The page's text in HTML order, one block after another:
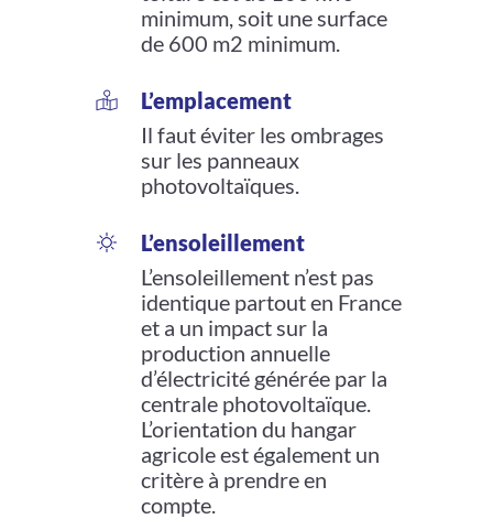
minimum, soit une surface
de 600 m2 minimum.
L’emplacement
Il faut éviter les ombrages
sur les panneaux
photovoltaïques.
L’ensoleillement
L’ensoleillement n’est pas
identique partout en France
et a un impact sur la
production annuelle
d’électricité générée par la
centrale photovoltaïque.
L’orientation du hangar
agricole est également un
critère à prendre en
compte.